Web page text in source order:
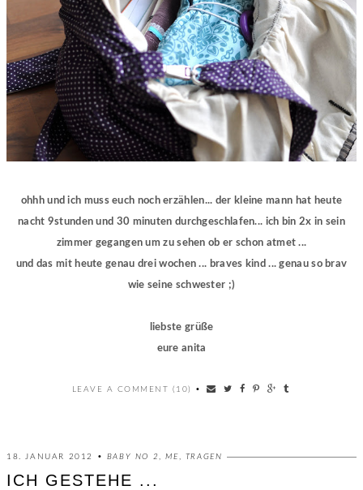
ohhh und ich muss euch noch erzählen... der kleine mann hat heute
nacht 9stunden und 30 minuten durchgeschlafen... ich bin 2x in sein
zimmer gegangen um zu sehen ob er schon atmet ...
und das mit heute genau drei wochen ... braves kind ... genau so brav
wie seine schwester ;)
liebste grüße
eure anita
LEAVE A COMMENT (10) •
18. JANUAR 2012 • BABY NO 2 ,ME TRAGEN
ICH GESTEHE ...